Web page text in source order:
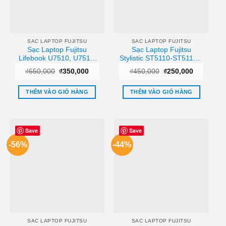
SAC LAPTOP FUJITSU
Sạc Laptop Fujitsu
Lifebook U7510, U7511,
Chính Hãng, Lấy Liền
₫650,000 Giá
là:
₫650,000.
₫350,000Giá
tại
₫350,000.
THÊM VÀO GIỎ HÀNG
SAC LAPTOP FUJITSU
Sạc Laptop Fujitsu
Stylistic ST5110-ST5113 –
TPHCM
₫450,000 Giá
là:
₫450,000.
₫250,000Giá
tại
₫250,000.
THÊM VÀO GIỎ HÀNG
Save
-56%
SAC LAPTOP FUJITSU
Save
-44%
SAC LAPTOP FUJITSU